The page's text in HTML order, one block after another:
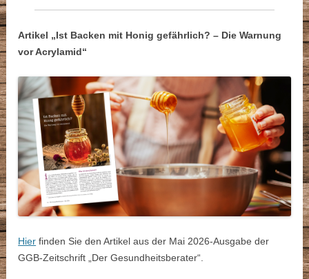
Artikel „Ist Backen mit Honig gefährlich? – Die Warnung
vor Acrylamid“
Hier finden Sie den Artikel aus der Mai 2026-Ausgabe der
GGB-Zeitschrift „Der Gesundheitsberater“.